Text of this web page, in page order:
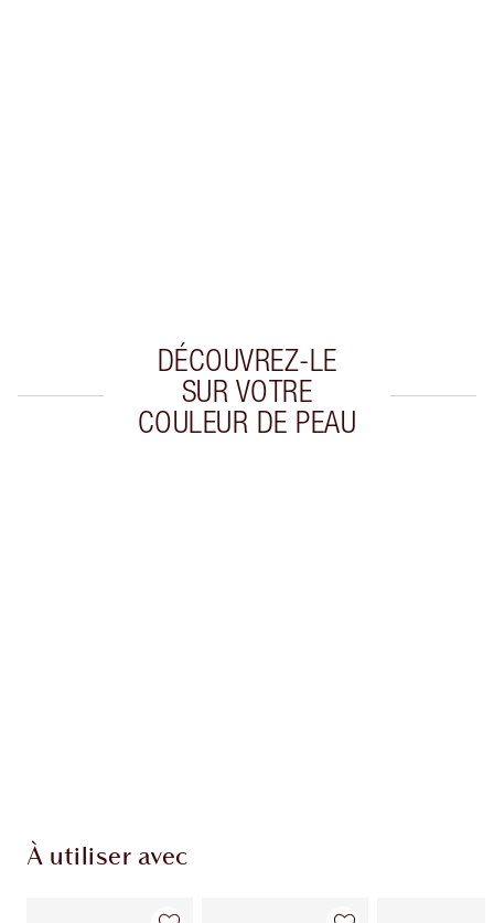
DÉCOUVREZ-LE
SUR VOTRE
COULEUR DE PEAU
À utiliser avec